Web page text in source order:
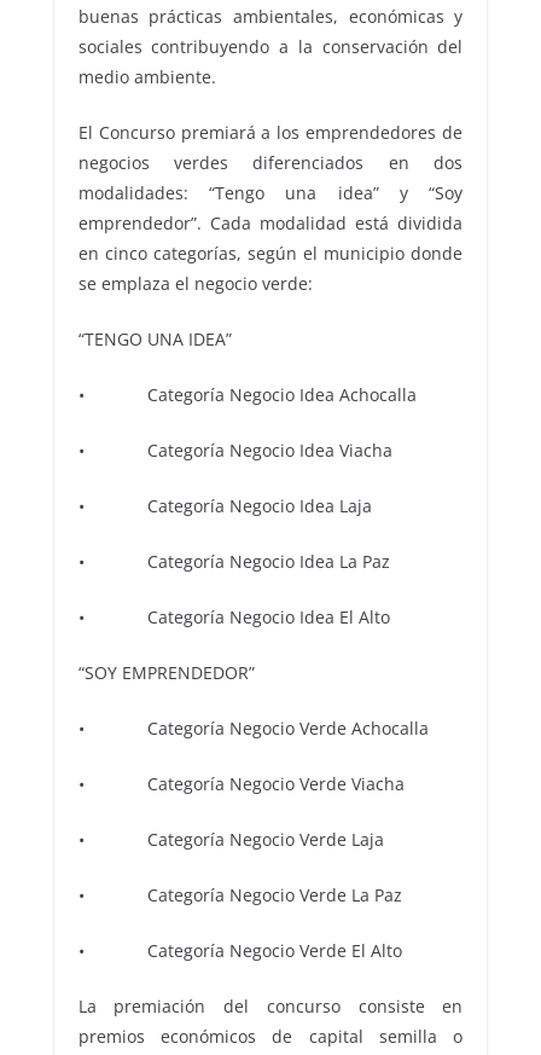
buenas prácticas ambientales, económicas y
sociales contribuyendo a la conservación del
medio ambiente.
El Concurso premiará a los emprendedores de
negocios verdes diferenciados en dos
modalidades: “Tengo una idea” y “Soy
emprendedor”. Cada modalidad está dividida
en cinco categorías, según el municipio donde
se emplaza el negocio verde:
“TENGO UNA IDEA”
• Categoría Negocio Idea Achocalla
• Categoría Negocio Idea Viacha
• Categoría Negocio Idea Laja
• Categoría Negocio Idea La Paz
• Categoría Negocio Idea El Alto
“SOY EMPRENDEDOR”
• Categoría Negocio Verde Achocalla
• Categoría Negocio Verde Viacha
• Categoría Negocio Verde Laja
• Categoría Negocio Verde La Paz
• Categoría Negocio Verde El Alto
La premiación del concurso consiste en
premios económicos de capital semilla o